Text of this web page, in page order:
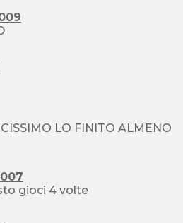
LO FINITO ALMENO
gioci 4 volte